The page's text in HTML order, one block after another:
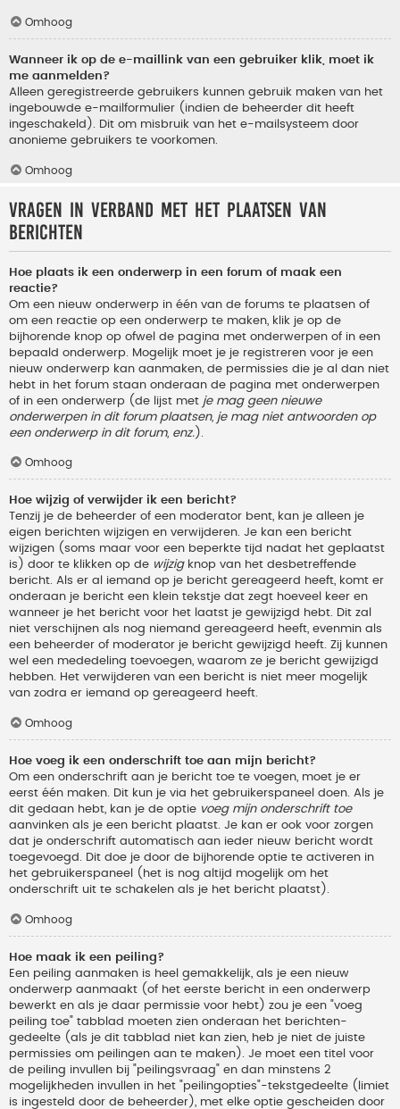
Omhoog
Wanneer ik op de e-maillink van een gebruiker klik, moet ik
me aanmelden?
Alleen geregistreerde gebruikers kunnen gebruik maken van het
ingebouwde e-mailformulier (indien de beheerder dit heeft
ingeschakeld). Dit om misbruik van het e-mailsysteem door
anonieme gebruikers te voorkomen.
Omhoog
Vragen in verband met het plaatsen van
berichten
Hoe plaats ik een onderwerp in een forum of maak een
reactie?
Om een nieuw onderwerp in één van de forums te plaatsen of
om een reactie op een onderwerp te maken, klik je op de
bijhorende knop op ofwel de pagina met onderwerpen of in een
bepaald onderwerp. Mogelijk moet je je registreren voor je een
nieuw onderwerp kan aanmaken, de permissies die je al dan niet
hebt in het forum staan onderaan de pagina met onderwerpen
of in een onderwerp (de lijst met je mag geen nieuwe
onderwerpen in dit forum plaatsen, je mag niet antwoorden op
een onderwerp in dit forum, enz. ).
Omhoog
Hoe wijzig of verwijder ik een bericht?
Tenzij je de beheerder of een moderator bent, kan je alleen je
eigen berichten wijzigen en verwijderen. Je kan een bericht
wijzigen (soms maar voor een beperkte tijd nadat het geplaatst
is) door te klikken op de wijzigknop van het desbetreffende
bericht. Als er al iemand op je bericht gereageerd heeft, komt er
onderaan je bericht een klein tekstje dat zegt hoeveel keer en
wanneer je het bericht voor het laatst je gewijzigd hebt. Dit zal
niet verschijnen als nog niemand gereageerd heeft, evenmin als
een beheerder of moderator je bericht gewijzigd heeft. Zij kunnen
wel een mededeling toevoegen, waarom ze je bericht gewijzigd
hebben. Het verwijderen van een bericht is niet meer mogelijk
van zodra er iemand op gereageerd heeft.
Omhoog
Hoe voeg ik een onderschrift toe aan mijn bericht?
Om een onderschrift aan je bericht toe te voegen, moet je er
eerst één maken. Dit kun je via het gebruikerspaneel doen. Als je
dit gedaan hebt, kan je de optie voeg mijn onderschrift toe
aanvinken als je een bericht plaatst. Je kan er ook voor zorgen
dat je onderschrift automatisch aan ieder nieuw bericht wordt
toegevoegd. Dit doe je door de bijhorende optie te activeren in
het gebruikerspaneel (het is nog altijd mogelijk om het
onderschrift uit te schakelen als je het bericht plaatst).
Omhoog
Hoe maak ik een peiling?
Een peiling aanmaken is heel gemakkelijk, als je een nieuw
onderwerp aanmaakt (of het eerste bericht in een onderwerp
bewerkt en als je daar permissie voor hebt) zou je een "voeg
peiling toe" tabblad moeten zien onderaan het berichten-
gedeelte (als je dit tabblad niet kan zien, heb je niet de juiste
permissies om peilingen aan te maken). Je moet een titel voor
de peiling invullen bij "peilingsvraag" en dan minstens 2
mogelijkheden invullen in het "peilingopties"-tekstgedeelte (limiet
is ingesteld door de beheerder), met elke optie gescheiden door